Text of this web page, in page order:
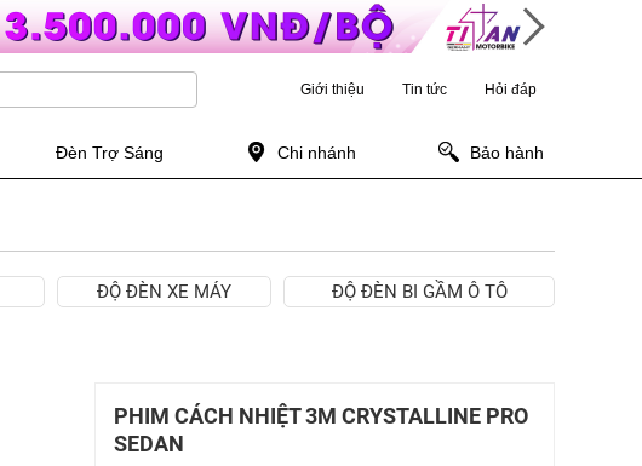
Giới thiệu Tin tức Hỏi đáp
Đèn Trợ Sáng Chi nhánh Bảo hành
ĐỘ ĐÈN XE MÁY ĐỘ ĐÈN BI GẦM Ô TÔ
PHIM CÁCH NHIỆT 3M CRYSTALLINE PRO
SEDAN